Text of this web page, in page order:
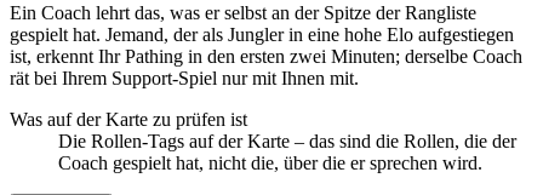
Ein Coach lehrt das, was er selbst an der Spitze der Rangliste
gespielt hat. Jemand, der als Jungler in eine hohe Elo aufgestiegen
ist, erkennt Ihr Pathing in den ersten zwei Minuten; derselbe Coach
rät bei Ihrem Support-Spiel nur mit Ihnen mit.
Was auf der Karte zu prüfen ist
Die Rollen-Tags auf der Karte – das sind die Rollen, die der
Coach gespielt hat, nicht die, über die er sprechen wird.